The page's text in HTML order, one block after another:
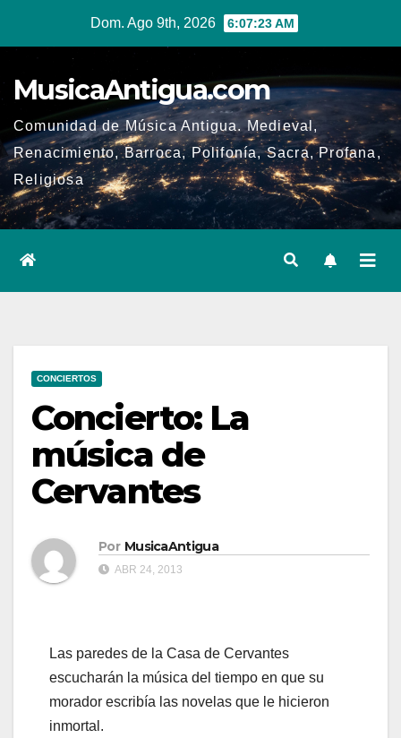
Dom. Ago 9th, 2026 6:07:24 AM
MusicaAntigua.com
Comunidad de Música Antigua. Medieval,
Renacimiento, Barroca, Polifonía, Sacra, Profana,
Religiosa
CONCIERTOS
Concierto: La
música de
Cervantes
Por MusicaAntigua
ABR 24, 2013
Las paredes de la Casa de Cervantes
escucharán la música del tiempo en que su
morador escribía las novelas que le hicieron
inmortal.